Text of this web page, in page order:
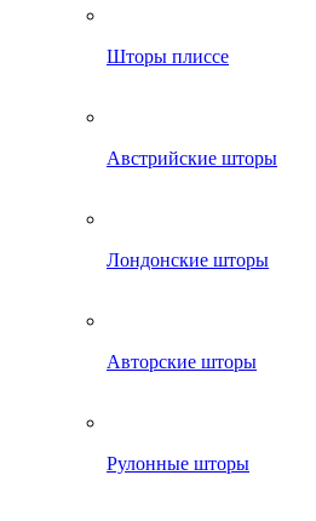
Шторы плиссе
Австрийские шторы
Лондонские шторы
Авторские шторы
Рулонные шторы